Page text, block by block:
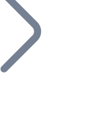
y permite que